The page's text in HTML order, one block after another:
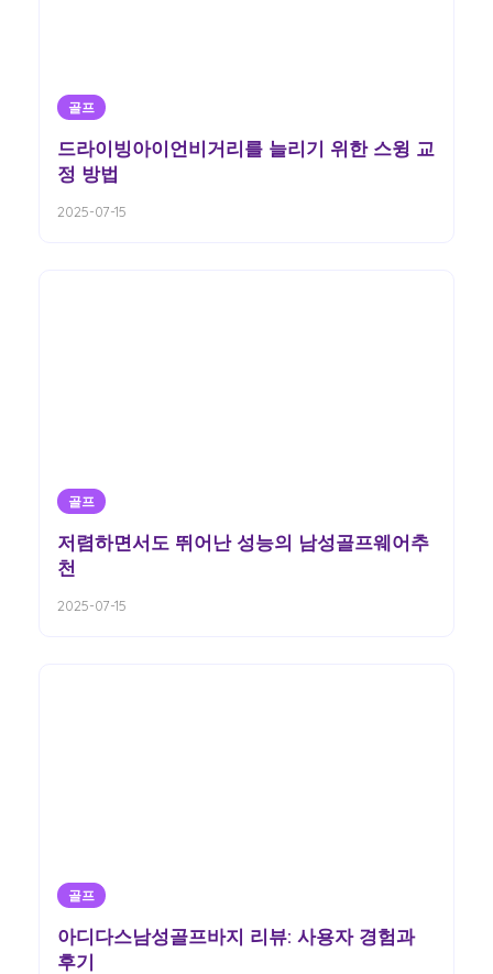
골프
드라이빙아이언비거리를 늘리기 위한 스윙 교
정 방법
2025-07-15
골프
저렴하면서도 뛰어난 성능의 남성골프웨어추
천
2025-07-15
골프
아디다스남성골프바지 리뷰: 사용자 경험과
후기